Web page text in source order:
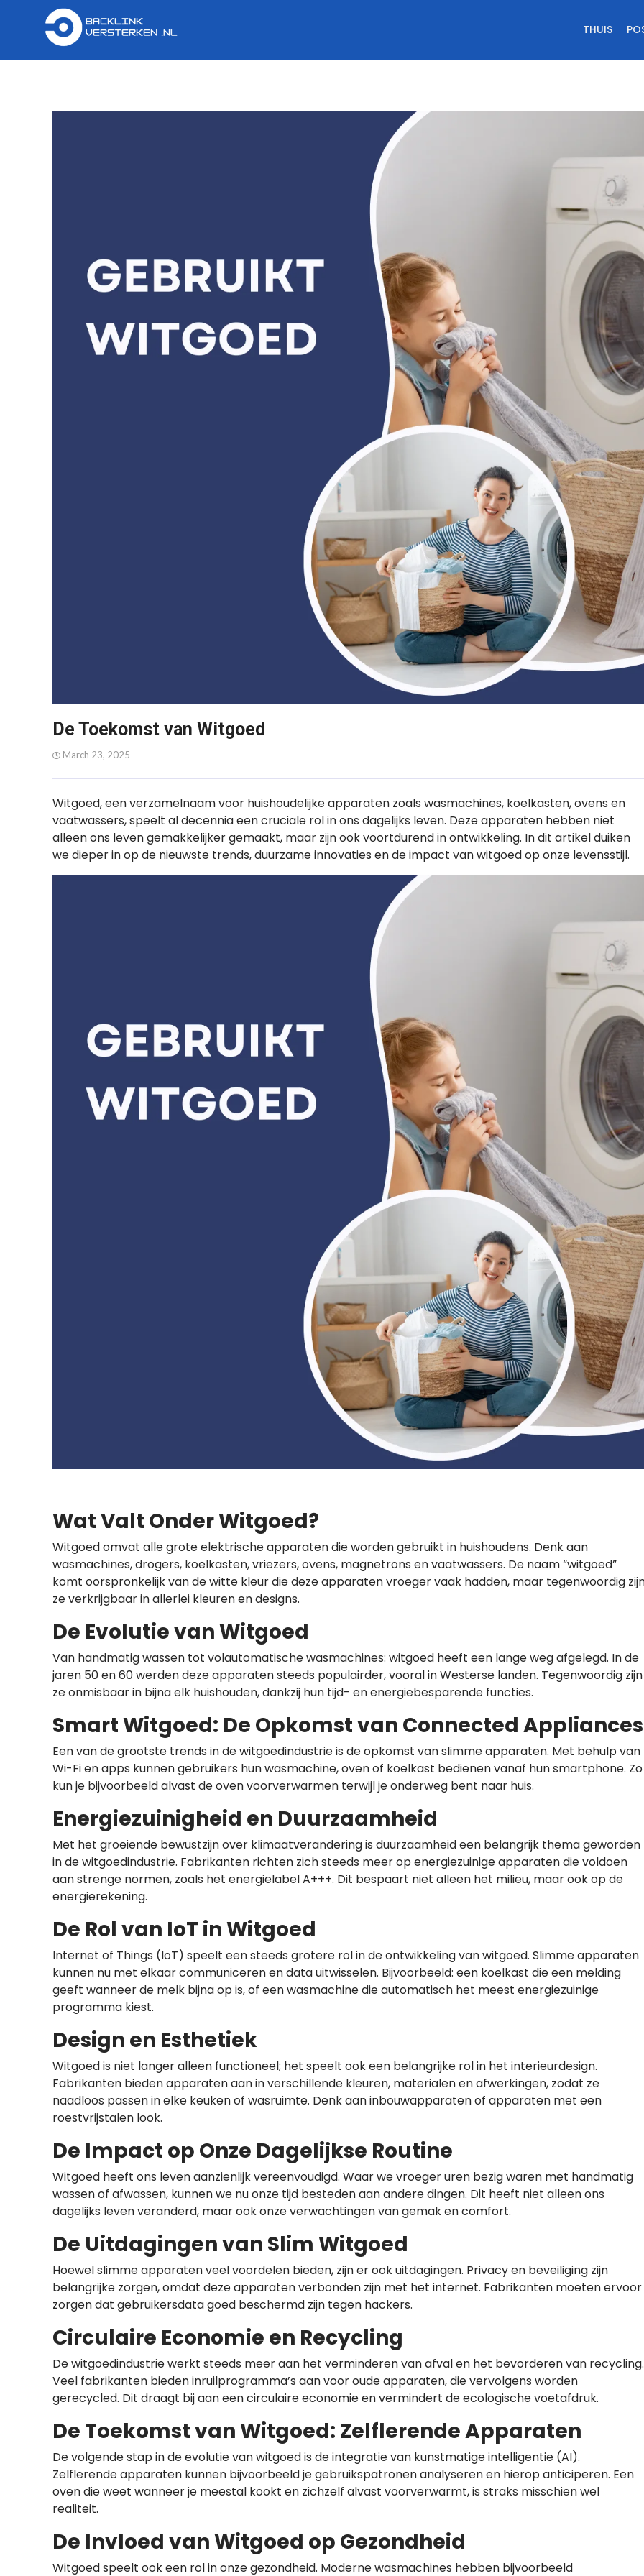
THUIS
De Toekomst van Witgoed
March 23, 2025
Witgoed, een verzamelnaam voor huishoudelijke apparaten zoals wasmachines, koelkasten, ovens en
vaatwassers, speelt al decennia een cruciale rol in ons dagelijks leven. Deze apparaten hebben niet
alleen ons leven gemakkelijker gemaakt, maar zijn ook voortdurend in ontwikkeling. In dit artikel duiken
we dieper in op de nieuwste trends, duurzame innovaties en de impact van witgoed op onze levensstijl.
Wat Valt Onder Witgoed?
Witgoed omvat alle grote elektrische apparaten die worden gebruikt in huishoudens. Denk aan
wasmachines, drogers, koelkasten, vriezers, ovens, magnetrons en vaatwassers. De naam “witgoed”
komt oorspronkelijk van de witte kleur die deze apparaten vroeger vaak hadden, maar tegenwoordig
ze verkrijgbaar in allerlei kleuren en designs.
De Evolutie van Witgoed
Van handmatig wassen tot volautomatische wasmachines: witgoed heeft een lange weg afgelegd. In de
jaren 50 en 60 werden deze apparaten steeds populairder, vooral in Westerse landen. Tegenwoordig zijn
ze onmisbaar in bijna elk huishouden, dankzij hun tijd- en energiebesparende functies.
Smart Witgoed: De Opkomst van Connected Appliances
Een van de grootste trends in de witgoedindustrie is de opkomst van slimme apparaten. Met behulp van
Wi-Fi en apps kunnen gebruikers hun wasmachine, oven of koelkast bedienen vanaf hun smartphone. Zo
kun je bijvoorbeeld alvast de oven voorverwarmen terwijl je onderweg bent naar huis.
Energiezuinigheid en Duurzaamheid
Met het groeiende bewustzijn over klimaatverandering is duurzaamheid een belangrijk thema geworden
in de witgoedindustrie. Fabrikanten richten zich steeds meer op energiezuinige apparaten die voldoen
aan strenge normen, zoals het energielabel A+++. Dit bespaart niet alleen het milieu, maar ook op de
energierekening.
De Rol van IoT in Witgoed
Internet of Things (IoT) speelt een steeds grotere rol in de ontwikkeling van witgoed. Slimme apparaten
kunnen nu met elkaar communiceren en data uitwisselen. Bijvoorbeeld: een koelkast die een melding
geeft wanneer de melk bijna op is, of een wasmachine die automatisch het meest energiezuinige
programma kiest.
Design en Esthetiek
Witgoed is niet langer alleen functioneel; het speelt ook een belangrijke rol in het interieurdesign.
Fabrikanten bieden apparaten aan in verschillende kleuren, materialen en afwerkingen, zodat ze
naadloos passen in elke keuken of wasruimte. Denk aan inbouwapparaten of apparaten met een
roestvrijstalen look.
De Impact op Onze Dagelijkse Routine
Witgoed heeft ons leven aanzienlijk vereenvoudigd. Waar we vroeger uren bezig waren met handmatig
wassen of afwassen, kunnen we nu onze tijd besteden aan andere dingen. Dit heeft niet alleen ons
dagelijks leven veranderd, maar ook onze verwachtingen van gemak en comfort.
De Uitdagingen van Slim Witgoed
Hoewel slimme apparaten veel voordelen bieden, zijn er ook uitdagingen. Privacy en beveiliging zijn
belangrijke zorgen, omdat deze apparaten verbonden zijn met het internet. Fabrikanten moeten ervoor
zorgen dat gebruikersdata goed beschermd zijn tegen hackers.
Circulaire Economie en Recycling
De witgoedindustrie werkt steeds meer aan het verminderen van afval en het bevorderen van recycling.
Veel fabrikanten bieden inruilprogramma’s aan voor oude apparaten, die vervolgens worden
gerecycled. Dit draagt bij aan een circulaire economie en vermindert de ecologische voetafdruk.
De Toekomst van Witgoed: Zelflerende Apparaten
De volgende stap in de evolutie van witgoed is de integratie van kunstmatige intelligentie (AI).
Zelflerende apparaten kunnen bijvoorbeeld je gebruikspatronen analyseren en hierop anticiperen. Een
oven die weet wanneer je meestal kookt en zichzelf alvast voorverwarmt, is straks misschien wel
realiteit.
De Invloed van Witgoed op Gezondheid
Witgoed speelt ook een rol in onze gezondheid. Moderne wasmachines hebben bijvoorbeeld